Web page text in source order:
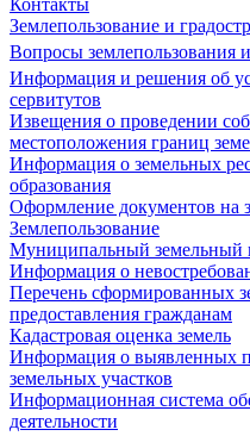
Контакты
Землепользование и
Вопросы землепользования
Информация и решения об
сервитутов
Извещения о проведении
местоположения границ
Информация о земельных
образования
Оформление документов на
Землепользование
Муниципальный земельный
Информация о
Перечень сформированных
предоставления гражданам
Кадастровая оценка земель
Информация о выявленных
земельных участков
Информационная система
деятельности